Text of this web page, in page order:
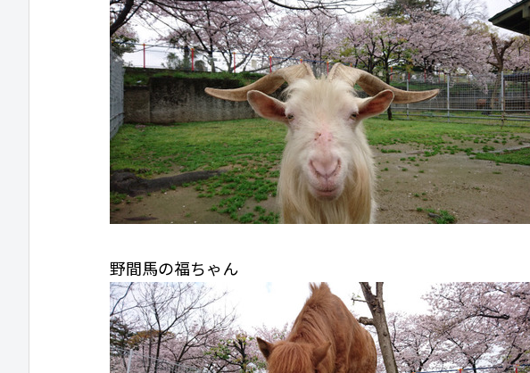
野間馬の福ちゃん